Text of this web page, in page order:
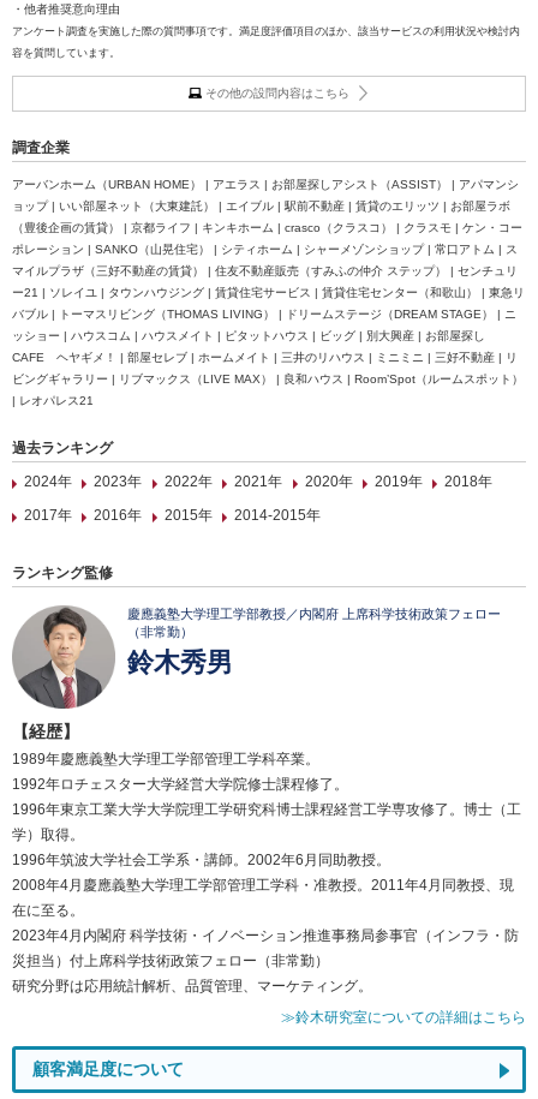
・他者推奨意向理由
アンケート調査を実施した際の質問事項です。満足度評価項目のほか、該当サービスの利用状況や検討内
容を質問しています。
その他の設問内容はこちら
調査企業
アーバンホーム（URBAN HOME） | アエラス | お部屋探しアシスト（ASSIST） | アパマンシ
ョップ | いい部屋ネット（大東建託） | エイブル | 駅前不動産 | 賃貸のエリッツ | お部屋ラボ
（豊後企画の賃貸） | 京都ライフ | キンキホーム | crasco（クラスコ） | クラスモ | ケン・コー
ポレーション | SANKO（山晃住宅） | シティホーム | シャーメゾンショップ | 常口アトム | ス
マイルプラザ（三好不動産の賃貸） | 住友不動産販売（すみふの仲介 ステップ） | センチュリ
ー21 | ソレイユ | タウンハウジング | 賃貸住宅サービス | 賃貸住宅センター（和歌山） | 東急リ
バブル | トーマスリビング（THOMAS LIVING） | ドリームステージ（DREAM STAGE） | ニ
ッショー | ハウスコム | ハウスメイト | ピタットハウス | ビッグ | 別大興産 | お部屋探し
CAFE ヘヤギメ！ | 部屋セレブ | ホームメイト | 三井のリハウス | ミニミニ | 三好不動産 | リ
ビングギャラリー | リブマックス（LIVE MAX） | 良和ハウス | Room’Spot（ルームスポット）
| レオパレス21
過去ランキング
2024年
2023年 2022年 2021年 2020年 2019年
2018年
2017年
2016年 2015年 2014-2015年
ランキング監修
慶應義塾大学理工学部教授／内閣府 上席科学技術政策フェロー
（非常勤）
鈴木秀男
【経歴】
1989年慶應義塾大学理工学部管理工学科卒業。
1992年ロチェスター大学経営大学院修士課程修了。
1996年東京工業大学大学院理工学研究科博士課程経営工学専攻修了。博士（工
学）取得。
1996年筑波大学社会工学系・講師。2002年6月同助教授。
2008年4月慶應義塾大学理工学部管理工学科・准教授。2011年4月同教授、現
在に至る。
2023年4月内閣府 科学技術・イノベーション推進事務局参事官（インフラ・防
災担当）付上席科学技術政策フェロー（非常勤）
研究分野は応用統計解析、品質管理、マーケティング。
≫鈴木研究室についての詳細はこちら
顧客満足度について